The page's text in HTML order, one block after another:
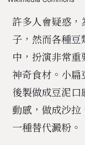
許多人會疑惑，
子，然而各種
中，扮演非常
神奇食材。小扁
後製做成豆泥
動感，做成沙
一種替代澱粉。